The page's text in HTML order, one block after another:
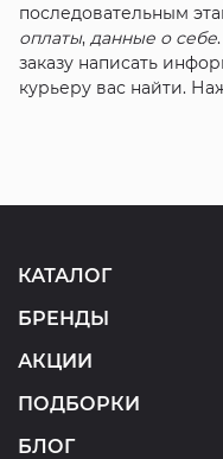
последовательным
оплаты, данные о себе
заказу написать
курьеру вас найти.
КАТАЛОГ
БРЕНДЫ
АКЦИИ
ПОДБОРКИ
БЛОГ